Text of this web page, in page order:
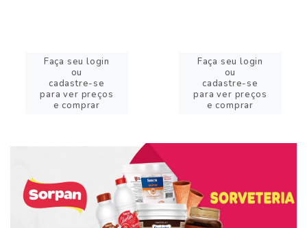
Faça seu login
ou
cadastre-se
para ver preços
e comprar
Faça seu login
ou
cadastre-se
para ver preços
e comprar